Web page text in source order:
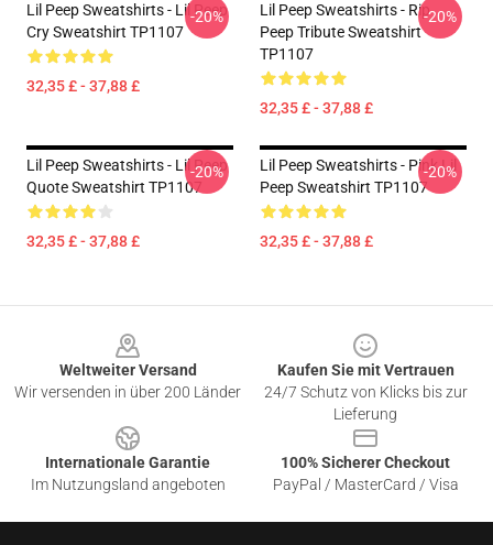
Lil Peep Sweatshirts - Lil Peep
Cry Sweatshirt TP1107
32,35 £ - 37,88 £
-20%
Lil Peep Sweatshirts - Rip
Peep Tribute Sweatshirt
TP1107
32,35 £ - 37,88 £
-20%
Lil Peep Sweatshirts - Lil Peep
Quote Sweatshirt TP1107
32,35 £ - 37,88 £
-20%
Lil Peep Sweatshirts - Pink Lil
Peep Sweatshirt TP1107
32,35 £ - 37,88 £
-20%
Weltweiter Versand
Wir versenden in über 200 Länder
Kaufen Sie mit Vertrauen
24/7 Schutz von Klicks bis zur
Lieferung
Internationale Garantie
Im Nutzungsland angeboten
100% Sicherer Checkout
PayPal / MasterCard / Visa